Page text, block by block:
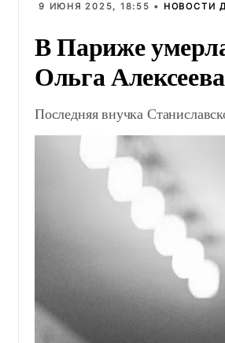
9 ИЮНЯ 2025, 18:55 • НОВОСТИ
В Париже
Ольга Алексеева
Последняя внучка